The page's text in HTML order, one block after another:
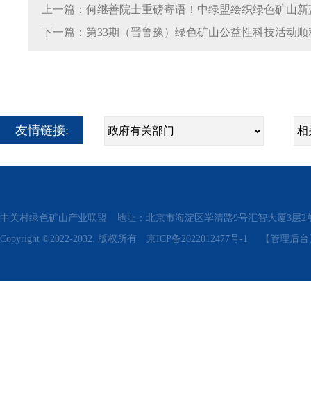
上一篇：何继善院士重磅寄语！中绿盟绘织绿色矿山新
下一篇：第33期（晋鲁豫）绿色矿山公益性科技活动顺
友情链接:
中关村绿色矿山产业联盟 地址：北京市海淀区学清路9号汇智大厦3层
Copyright ©2022-2032. 版权所有 京ICP备2022012477号-1 【管理后